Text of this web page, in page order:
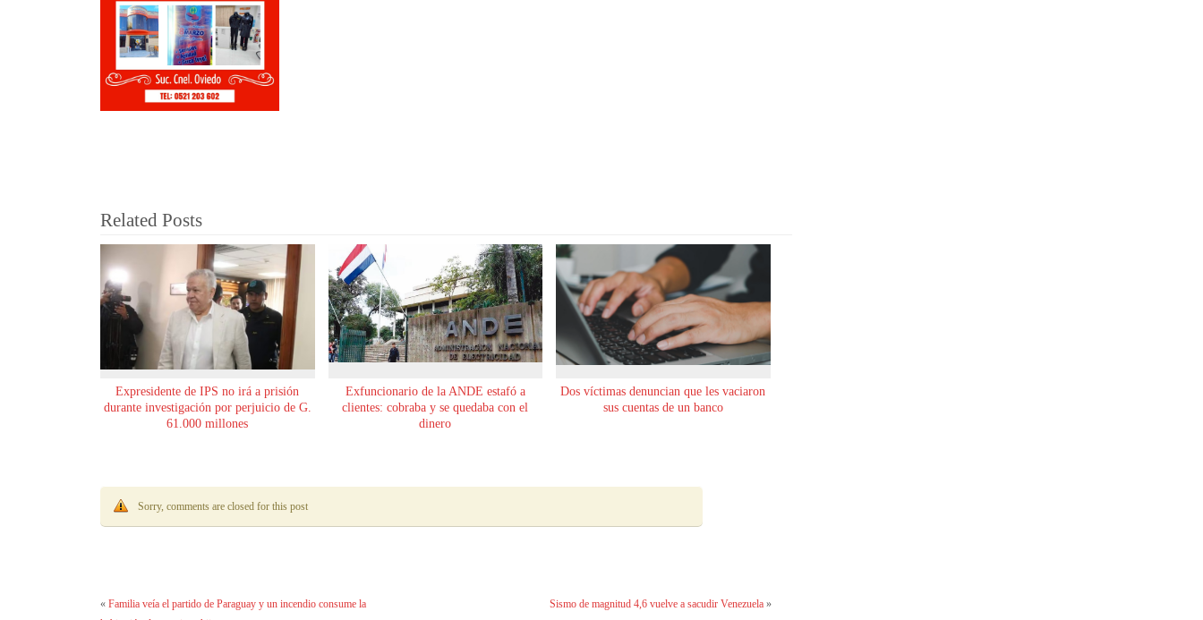
Related Posts
Expresidente de IPS no irá a prisión
durante investigación por perjuicio de G.
61.000 millones
Exfuncionario de la ANDE estafó a
clientes: cobraba y se quedaba con el
dinero
Dos víctimas denuncian que les vaciaron
sus cuentas de un banco
Sorry, comments are closed for this post
« Familia veía el partido de Paraguay y un incendio consume la
Sismo de magnitud 4,6 vuelve a sacudir Venezuela»